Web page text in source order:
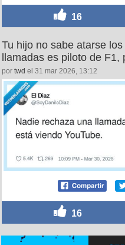
16
Tu hijo no sabe atarse
llamadas es piloto de
por twd el 31 mar 2026, 13:12
16